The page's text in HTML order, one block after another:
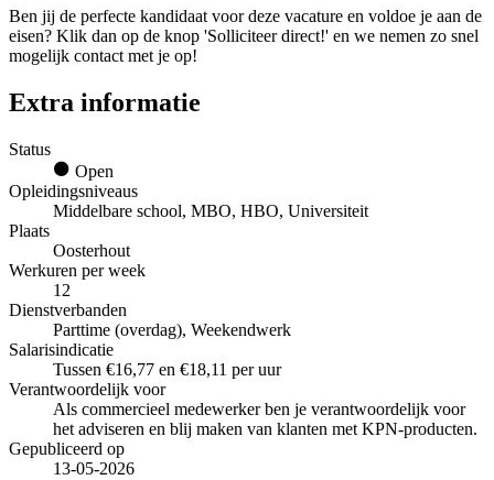
Ben jij de perfecte kandidaat voor deze vacature en voldoe je aan de
eisen? Klik dan op de knop 'Solliciteer direct!' en we nemen zo snel
mogelijk contact met je op!
Extra informatie
Status
Open
Opleidingsniveaus
Middelbare school, MBO, HBO, Universiteit
Plaats
Oosterhout
Werkuren per week
12
Dienstverbanden
Parttime (overdag), Weekendwerk
Salarisindicatie
Tussen €16,77 en €18,11 per uur
Verantwoordelijk voor
Als commercieel medewerker ben je verantwoordelijk voor
het adviseren en blij maken van klanten met KPN-producten.
Gepubliceerd op
13-05-2026